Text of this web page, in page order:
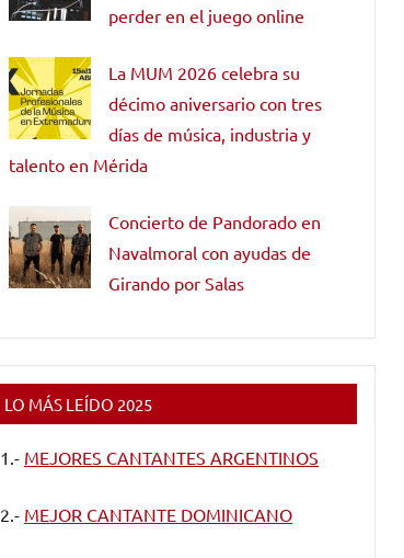
perder en el juego online
La MUM 2026 celebra su
décimo aniversario con tres
días de música, industria y
talento en Mérida
Concierto de Pandorado en
Navalmoral con ayudas de
Girando por Salas
LO MÁS LEÍDO 2025
1.- MEJORES CANTANTES ARGENTINOS
2.- MEJOR CANTANTE DOMINICANO